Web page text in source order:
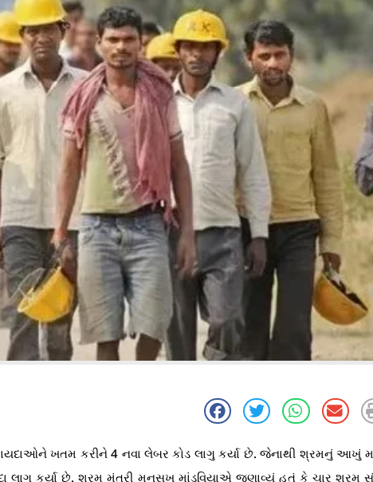
ખતમ કરીને 4 નવા લેબર કોડ લાગુ કર્યા છે. જેનાથી શ્રમનું આખું
લાગુ કર્યા છે. શ્રમ મંત્રી મનસુખ માંડવિયાએ જણાવ્યું હતું કે ચાર શ્રમ